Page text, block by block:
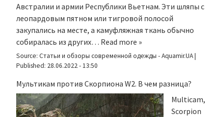
Австралии и армии Республики Вьетнам. Эти шляпы с
леопардовым пятном или тигровой полосой
закупались на месте, а камуфляжная ткань обычно
собиралась из других… Read more »
Source: Статьи и обзоры современной одежды - Aquamir.UA|
Published: 28.06.2022 - 13:50
Мультикам против Скорпиона W2. В чем разница?
Multicam,
Scorpion